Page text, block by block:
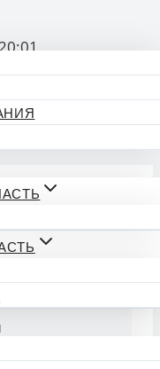
исследовать новые
благодаря
новые
эту